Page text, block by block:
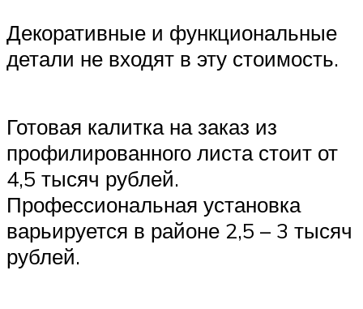
Декоративные и функциональные
детали не входят в эту стоимость.
Готовая калитка на заказ из
профилированного листа стоит от
4,5 тысяч рублей.
Профессиональная установка
варьируется в районе 2,5 – 3 тысяч
рублей.